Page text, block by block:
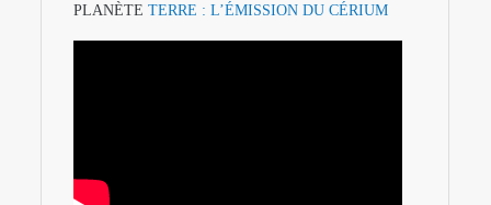
PLANÈTE TERRE : L’ÉMISSION DU CÉRIUM